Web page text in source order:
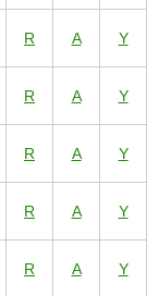
R A Y
R A Y
R A Y
R A Y
R A Y